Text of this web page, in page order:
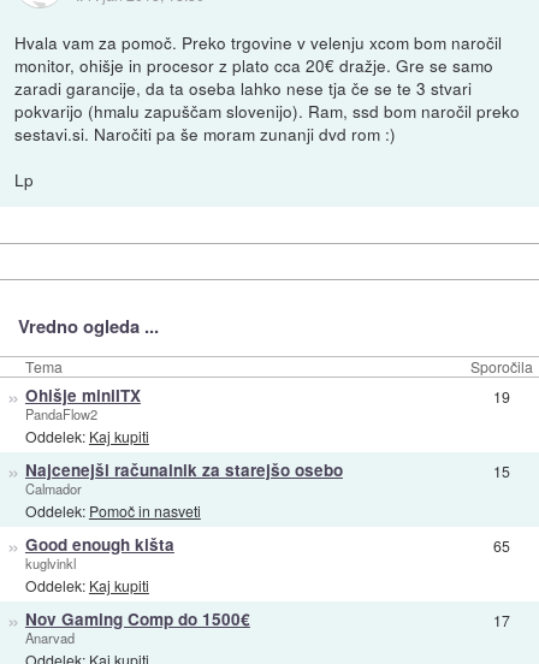
Hvala vam za pomoč. Preko trgovine v velenju xcom bom naročil
monitor, ohišje in procesor z plato cca 20€ dražje. Gre se samo
zaradi garancije, da ta oseba lahko nese tja če se te 3 stvari
pokvarijo (hmalu zapuščam slovenijo). Ram, ssd bom naročil preko
sestavi.si. Naročiti pa še moram zunanji dvd rom :)
Lp
Vredno ogleda ...
Tema Sporočila
» Ohišje miniITX
PandaFlow2
Oddelek: Kaj kupiti
19
» Najcenejši računalnik za starejšo osebo
Calmador
Oddelek: Pomoč in nasveti
15
» Good enough kišta
kuglvinkl
Oddelek: Kaj kupiti
65
» Nov Gaming Comp do 1500€
Anarvad
17